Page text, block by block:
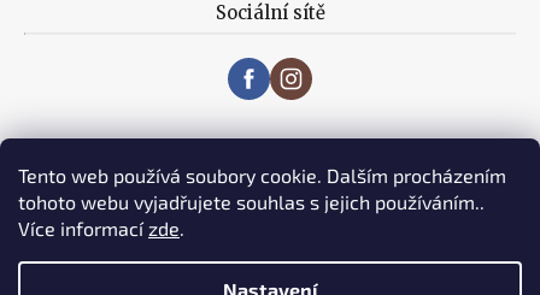
Tento web používá soubory cookie. Dalším procházením
tohoto webu vyjadřujete souhlas s jejich používáním..
Více informacízde.
Nastavení
Sociální sítě